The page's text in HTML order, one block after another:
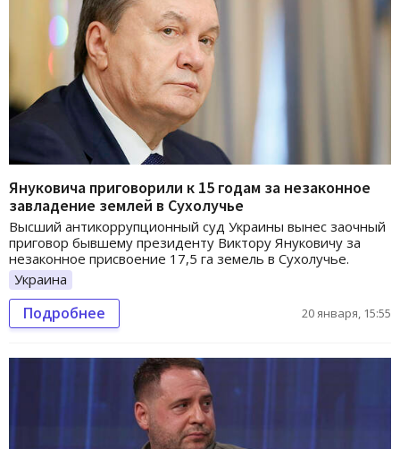
Януковича приговорили к 15 годам за незаконное
завладение землей в Сухолучье
Высший антикоррупционный суд Украины вынес заочный
приговор бывшему президенту Виктору Януковичу за
незаконное присвоение 17,5 га земель в Сухолучье.
Украина
Подробнее 20 января, 15:55